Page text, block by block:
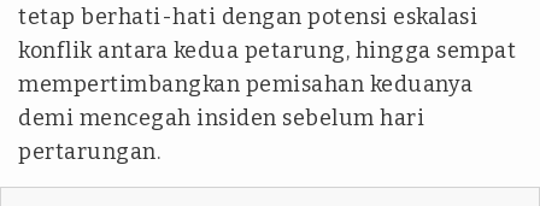
tetap berhati-hati dengan potensi eskalasi
konflik antara kedua petarung, hingga sempat
mempertimbangkan pemisahan keduanya
demi mencegah insiden sebelum hari
pertarungan.